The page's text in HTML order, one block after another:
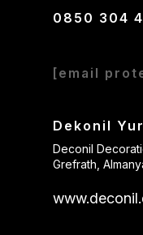
0850 304
[email
Dekonil
Deconil
Grefrath,